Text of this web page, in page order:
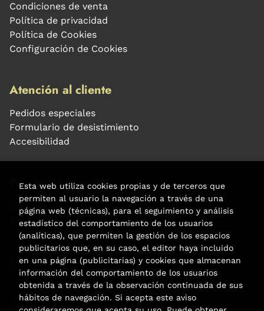
Condiciones de venta
Política de privacidad
Política de Cookies
Configuración de Cookies
Atención al cliente
Pedidos especiales
Formulario de desistimiento
Accesibilidad
Puede interesarte
Noticias
Agenda
Contacto
Carrer Aribau, 84
(+34) 932 160 225
Esta web utiliza cookies propias y de terceros que
permiten al usuario la navegación a través de una
página web (técnicas), para el seguimiento y análisis
estadístico del comportamiento de los usuarios
(analíticas), que permiten la gestión de los espacios
publicitarios que, en su caso, el editor haya incluido
en una página (publicitarias) y cookies que almacenan
información del comportamiento de los usuarios
obtenida a través de la observación continuada de sus
hábitos de navegación. Si acepta este aviso